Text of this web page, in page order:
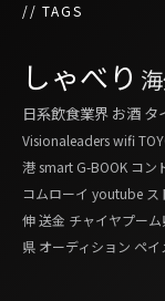
// TAGS
しゃべり
日系飲食業界 お酒 タ
Visionaleaderswifi
港smart G-BOOK コン
コムローイ youtube ス
伸送金 チャイヤプーム
県 オーディション ペイ